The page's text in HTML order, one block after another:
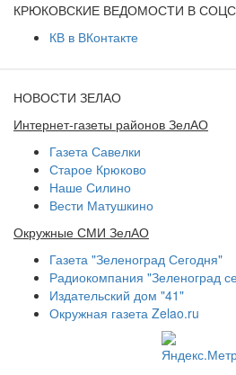
КРЮКОВСКИЕ ВЕДОМОСТИ В
КВ в ВКонтакте
НОВОСТИ ЗЕЛАО
Интернет-газеты районов ЗелАО
Газета Савелки
Старое Крюково
Наше Силино
Вести Матушкино
Окружные СМИ ЗелАО
Газета "Зеленоград Сегодня"
Радиокомпания "Зеленоград
Издательский дом "41"
Окружная газета Zelao.ru